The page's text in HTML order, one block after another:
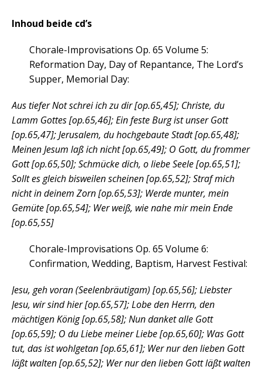
Inhoud beide cd’s
Chorale-Improvisations Op. 65 Volume 5:
Reformation Day, Day of Repantance, The Lord’s
Supper, Memorial Day:
Aus tiefer Not schrei ich zu dir [op.65,45]; Christe, du
Lamm Gottes [op.65,46]; Ein feste Burg ist unser Gott
[op.65,47]; Jerusalem, du hochgebaute Stadt [op.65,48];
Meinen Jesum laß ich nicht [op.65,49]; O Gott, du frommer
Gott [op.65,50]; Schmücke dich, o liebe Seele [op.65,51];
Sollt es gleich bisweilen scheinen [op.65,52]; Straf mich
nicht in deinem Zorn [op.65,53]; Werde munter, mein
Gemüte [op.65,54]; Wer weiß, wie nahe mir mein Ende
[op.65,55]
Chorale-Improvisations Op. 65 Volume 6:
Confirmation, Wedding, Baptism, Harvest Festival:
Jesu, geh voran (Seelenbräutigam) [op.65,56]; Liebster
Jesu, wir sind hier [op.65,57]; Lobe den Herrn, den
mächtigen König [op.65,58]; Nun danket alle Gott
[op.65,59]; O du Liebe meiner Liebe [op.65,60]; Was Gott
tut, das ist wohlgetan [op.65,61]; Wer nur den lieben Gott
läßt walten [op.65,52]; Wer nur den lieben Gott läßt walten